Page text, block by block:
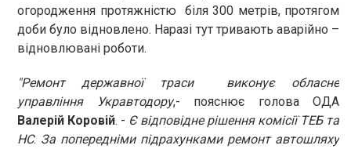
огородження протяжністю біля 300 метрів, протягом
доби було відновлено. Наразі тут тривають аварійно –
відновлювані роботи.
"Ремонт державної траси виконує обласне
управління Укравтодору,- пояснює голова ОДА
Валерій Коровій. - Є відповідне рішеннякомісіїТЕБ та
НС. За попередніми підрахунками ремонт автошляху